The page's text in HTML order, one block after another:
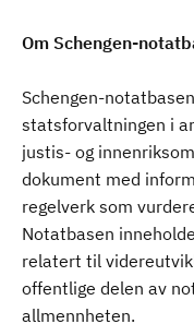
Om Schengen-
Schengen-
statsforvaltningen i
justis- og
dokument med
regelverk som
Notatbasen
relatert til
offentlige delen av
allmennheten.